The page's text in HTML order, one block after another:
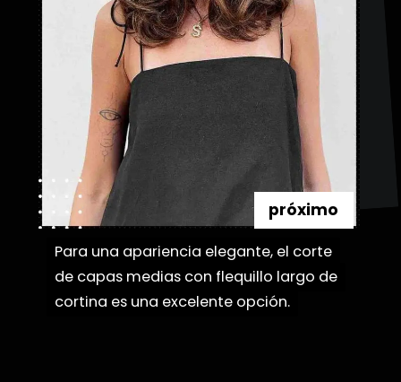
Para una apariencia elegante, el corte
de capas medias con flequillo largo de
cortina es una excelente opción.
Para una apariencia elegante, el corte
de capas medias con flequillo largo de
cortina es una excelente opción.
próximo